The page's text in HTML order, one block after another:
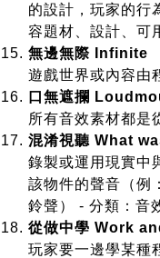
的設計，玩家的行
容題材、設計、可
無邊無際Infinite
遊戲世界或內容由
口無遮攔
所有音效素材都是
混淆視聽What
錄製或運用現實中
該物件的聲音（例
鈴聲） - 分類：音
從做中學 Work
玩家要一邊學某種